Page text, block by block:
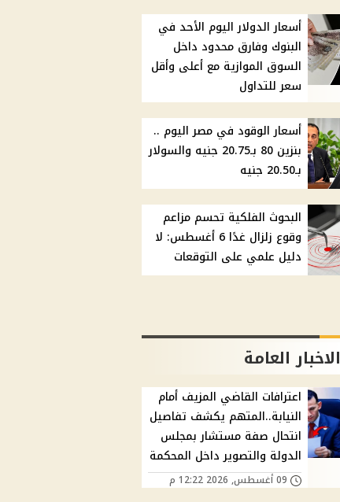
أسعار الدولار اليوم الأحد في
البنوك وفارق محدود داخل
السوق الموازية مع أعلى وأقل
سعر للتداول
أسعار الوقود في مصر اليوم ..
بنزين 80 بـ20.75 جنيه والسولار
بـ20.50 جنيه
البحوث الفلكية تحسم مزاعم
وقوع زلزال غدًا 6 أغسطس: لا
دليل علمي على التوقعات
الاخبار العامة
اعترافات القاضي المزيف أمام
النيابة..المتهم يكشف تفاصيل
انتحال صفة مستشار بمجلس
الدولة والتصوير داخل المحكمة
09 أغسطس, 2026 12:22 م